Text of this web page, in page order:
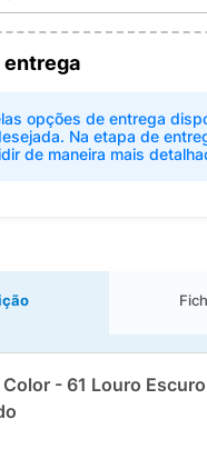
entrega
opções de entrega
Na etapa de
de maneira mais
- 61 Louro Escuro